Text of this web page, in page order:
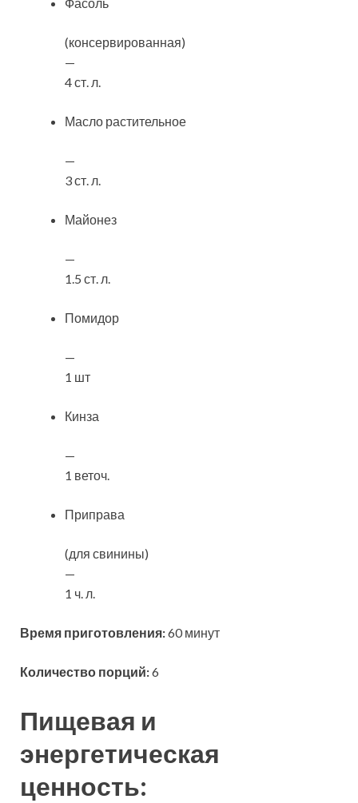
(консервированная)
—
4 ст. л.
Масло растительное
—
3 ст. л.
Майонез
—
1.5 ст. л.
Помидор
—
1 шт
Кинза
—
1 веточ.
Приправа
(для свинины)
—
1 ч. л.
Время приготовления:60 минут
Количество порций:6
Пищевая и
энергетическая
ценность: